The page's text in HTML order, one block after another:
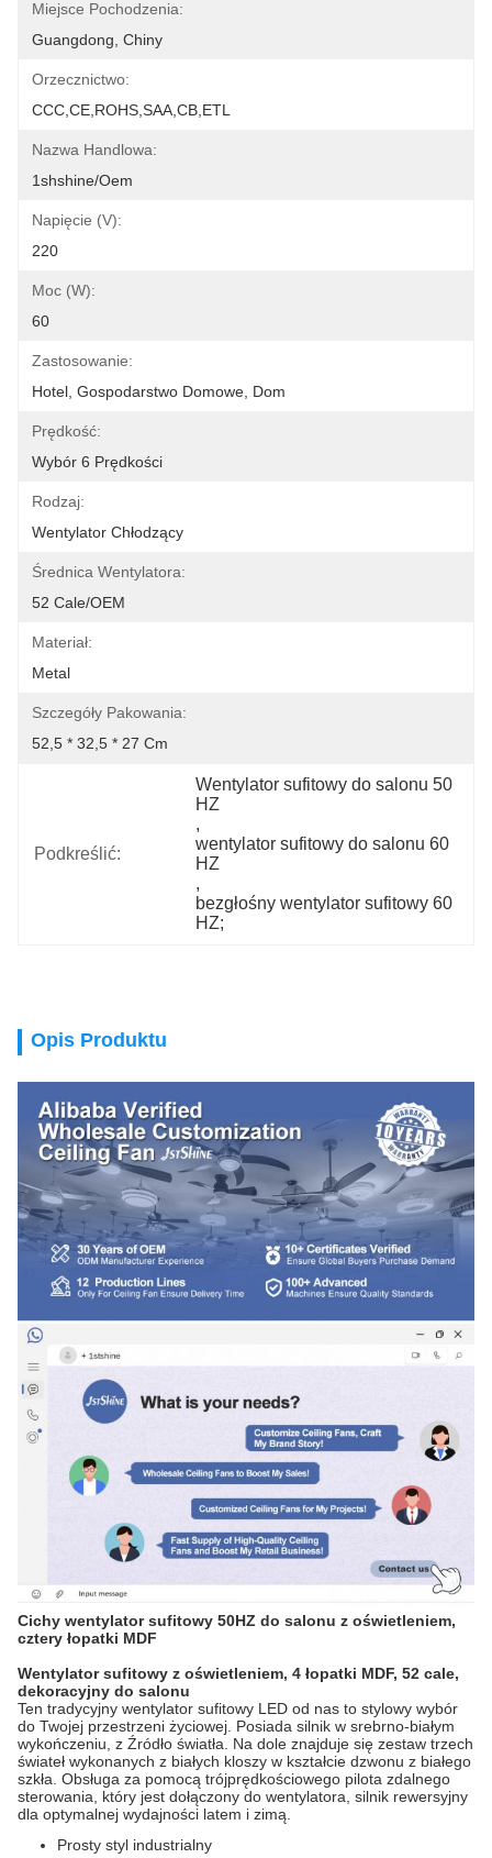
Miejsce Pochodzenia:
Guangdong, Chiny
Orzecznictwo:
CCC,CE,ROHS,SAA,CB,ETL
Nazwa Handlowa:
1shshine/oem
Napięcie (V):
220
Moc (W):
60
Zastosowanie:
Hotel, Gospodarstwo Domowe, Dom
Prędkość:
Wybór 6 Prędkości
Rodzaj:
Wentylator Chłodzący
Średnica Wentylatora:
52 Cale/OEM
Materiał:
Metal
Szczegóły Pakowania:
52,5 * 32,5 * 27 Cm
Podkreślić:
Wentylator sufitowy do salonu 50
HZ
,
wentylator sufitowy do salonu 60
HZ
,
bezgłośny wentylator sufitowy 60
HZ;
Opis Produktu
Cichy wentylator sufitowy 50HZ do salonu z oświetleniem,
cztery łopatki MDF
Wentylator sufitowy z oświetleniem, 4 łopatki MDF, 52 cale,
dekoracyjny do salonu
Ten tradycyjny wentylator sufitowy LED od nas to stylowy wybór
do Twojej przestrzeni życiowej. Posiada silnik w srebrno-białym
wykończeniu, z Źródło światła . Na dole znajduje się zestaw trzech
świateł wykonanych z białych kloszy w kształcie dzwonu z białego
szkła. Obsługa za pomocą trójprędkościowego pilota zdalnego
sterowania, który jest dołączony do wentylatora, silnik rewersyjny
dla optymalnej wydajności latem i zimą.
Prosty styl industrialny